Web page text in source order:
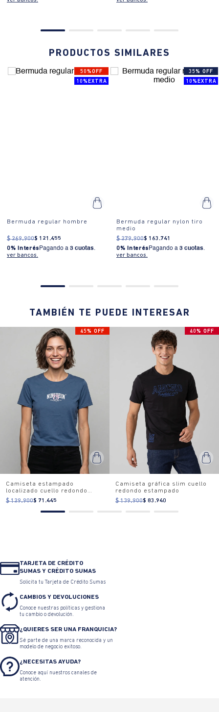
PRODUCTOS SIMILARES
50%OFF
10%EXTRA
Bermuda regular hombre
$ 269.900$ 121 .455
0% Interés Pagando a 3 cuotas.
ver bancos.
35% OFF
10%EXTRA
Bermuda regular nylon tiro
medio
$ 279.900$ 163 .741
0% Interés Pagando a 3 cuotas.
ver bancos.
TAMBIÉN TE PUEDE INTERESAR
45% OFF
Camiseta estampado
localizado cuello redondo
para mujer
$ 129.900$ 71.445
40% OFF
Camiseta gráfica slim cuello
redondo estampado
$ 139.900$ 83.940
TARJETA DE CRÉDITO
SUMAS Y CRÉDITO SUMAS
Solicita tu Tarjeta de Crédito Sumas
CAMBIOS Y DEVOLUCIONES
Conoce nuestras políticas y gestiona
tu cambio o devolución.
¿QUIERES SER UNA FRANQUICIA?
Sé parte de una marca reconocida y un
modelo de negocio exitoso.
¿NECESITAS AYUDA?
Conoce aquí nuestros canales de
atención.